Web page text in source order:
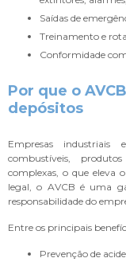
Saídas de
Treinamento e
Conformidade
Por que o
depósitos
Empresas
combustíveis,
complexas, o que eleva
legal, o AVCB é uma
responsabilidade do
Entre os principais
Prevenção de